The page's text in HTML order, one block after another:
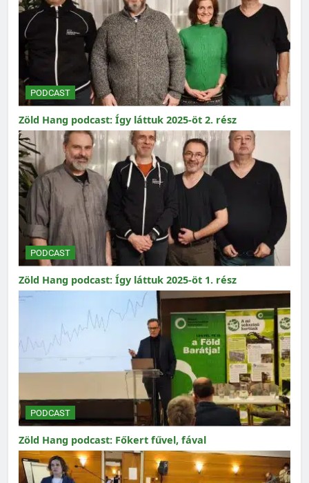
PODCAST
Zöld Hang podcast: Így láttuk 2025-öt 2. rész
PODCAST
Zöld Hang podcast: Így láttuk 2025-öt 1. rész
PODCAST
Zöld Hang podcast: Főkert fűvel, fával